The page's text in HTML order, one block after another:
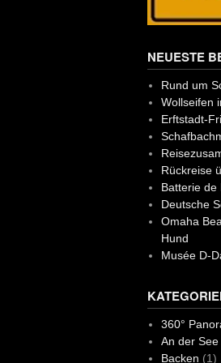
NEUESTE
Rund um
Wollseifen
Erftstadt-
Rückreise
Batterie
Deutsche
Omaha
Hund
Musée D-
360°
An der See
Backen (1)